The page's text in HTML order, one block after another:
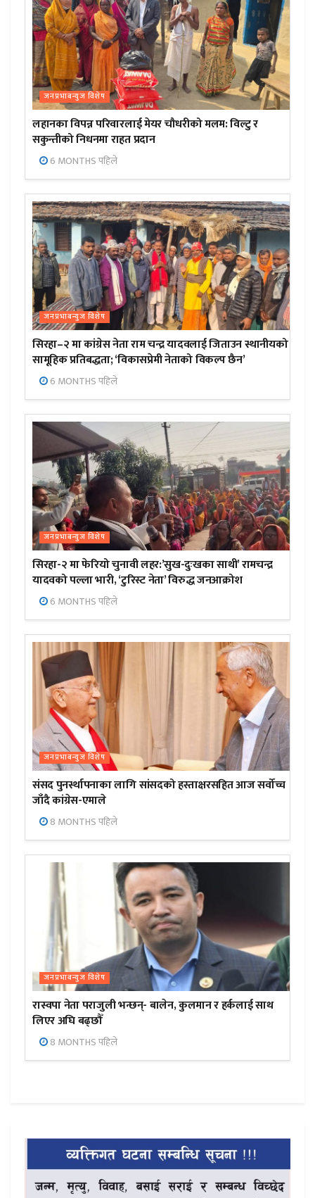
जनप्रभाबन्युज विशेष
लहानका विपन्न परिवारलाई मेयर चौधरीको मलम: विल्टु र
सकुन्तीको निधनमा राहत प्रदान
6 MONTHS पहिले
जनप्रभाबन्युज विशेष
सिरहा–२ मा कांग्रेस नेता राम चन्द्र यादवलाई जिताउन स्थानीयको
सामूहिक प्रतिबद्धता; ‘विकासप्रेमी नेताको विकल्प छैन’
6 MONTHS पहिले
जनप्रभाबन्युज विशेष
सिरहा-२ मा फेरियो चुनावी लहर:’सुख-दुःखका साथी’ रामचन्द्र
यादवको पल्ला भारी, ‘टुरिस्ट नेता’ विरुद्ध जनआक्रोश
6 MONTHS पहिले
जनप्रभाबन्युज विशेष
संसद पुनर्स्थापनाका लागि सांसदको हस्ताक्षरसहित आज सर्वोच्च
जाँदै कांग्रेस-एमाले
8 MONTHS पहिले
जनप्रभाबन्युज विशेष
रास्वपा नेता पराजुली भन्छन्- बालेन, कुलमान र हर्कलाई साथ
लिएर अघि बढ्छौँ
8 MONTHS पहिले